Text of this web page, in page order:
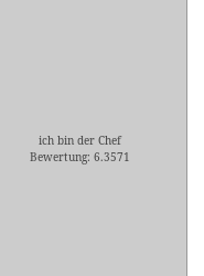
ich bin der Chef
Bewertung: 6.3571